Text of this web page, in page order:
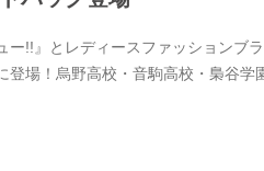
ー!!』とレディースファッション
登場！烏野高校・音駒高校・梟谷